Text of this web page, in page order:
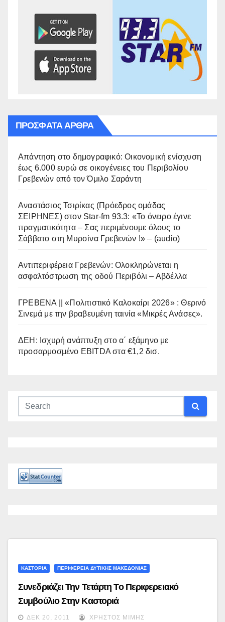
ΠΡΌΣΦΑΤΑ ΆΡΘΡΑ
Απάντηση στο δημογραφικό: Οικονομική ενίσχυση
έως 6.000 ευρώ σε οικογένειες του Περιβολίου
Γρεβενών από τον Όμιλο Σαράντη
Αναστάσιος Τσιρίκας (Πρόεδρος ομάδας
ΣΕΙΡΗΝΕΣ) στον Star-fm 93.3: «Το όνειρο έγινε
πραγματικότητα – Σας περιμένουμε όλους το
Σάββατο στη Μυρσίνα Γρεβενών !» – (audio)
Αντιπεριφέρεια Γρεβενών: Ολοκληρώνεται η
ασφαλτόστρωση της οδού Περιβόλι – Αβδέλλα
ΓΡΕΒΕΝΑ || «Πολιτιστικό Καλοκαίρι 2026» : Θερινό
Σινεμά με την βραβευμένη ταινία «Μικρές Ανάσες».
ΔΕΗ: Ισχυρή ανάπτυξη στο α΄ εξάμηνο με
προσαρμοσμένο EBITDA στα €1,2 δισ.
ΚΑΣΤΟΡΙΑ ΠΕΡΙΦΕΡΕΙΑ ΔΥΤΙΚΗΣ ΜΑΚΕΔΟΝΙΑΣ
Συνεδριάζει Την Τετάρτη Το Περιφερειακό
Συμβούλιο Στην Καστοριά
ΔΕΚ 20, 2011 ΧΡΉΣΤΟΣ ΜΊΜΗΣ